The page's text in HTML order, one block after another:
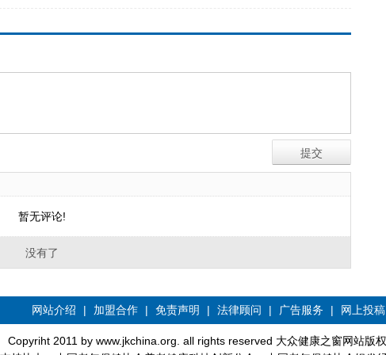
暂无评论!
没有了
网站介绍 | 加盟合作 | 免责声明 | 法律顾问 | 广告服务 | 网上投稿
Copyriht 2011 by www.jkchina.org. all rights reserved 大众健康之窗网站版